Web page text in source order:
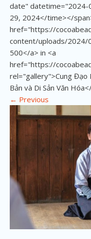
date" datetime="2024-
29, 2024</time></
href="https://
content/uploads/2024/
500</a> in <a
href="https://
rel="gallery">Cung Đạo
Bản và Di Sản Văn
← Previous